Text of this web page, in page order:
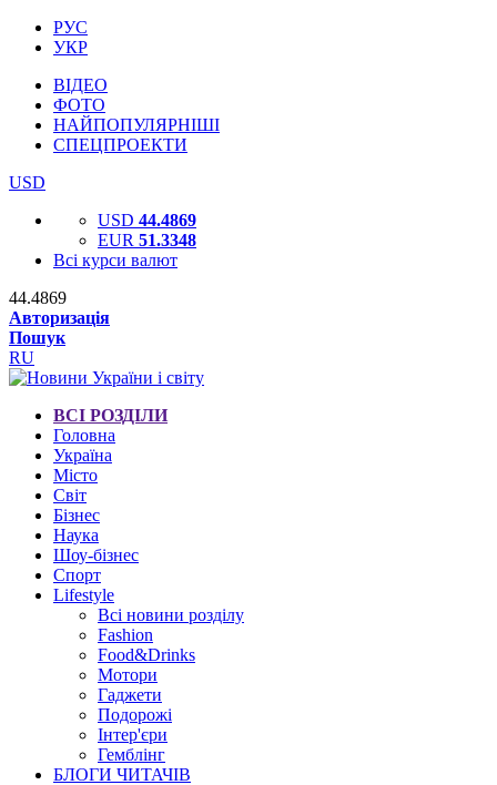
РУС
УКР
ВІДЕО
ФОТО
НАЙПОПУЛЯРНІШІ
СПЕЦПРОЕКТИ
USD
USD 44.4869
EUR 51.3348
Всі курси валют
44.4869
Авторизація
Пошук
RU
ВСІ РОЗДІЛИ
Головна
Україна
Місто
Світ
Бізнес
Наука
Шоу-бізнес
Спорт
Lifestyle
Всі новини розділу
Fashion
Food&Drinks
Мотори
Гаджети
Подорожі
Інтер'єри
Гемблінг
БЛОГИ ЧИТАЧІВ